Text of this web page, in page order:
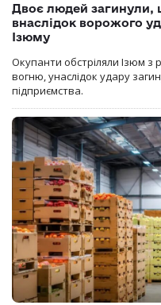
Двоє людей загинули,
внаслідок ворожого
Ізюму
Окупанти обстріляли Ізюм з
вогню, унаслідок удару
підприємства.